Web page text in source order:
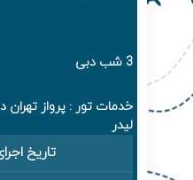
3 شب دبی
خدمات تور : پرواز تهران
لیدر
تاریخ